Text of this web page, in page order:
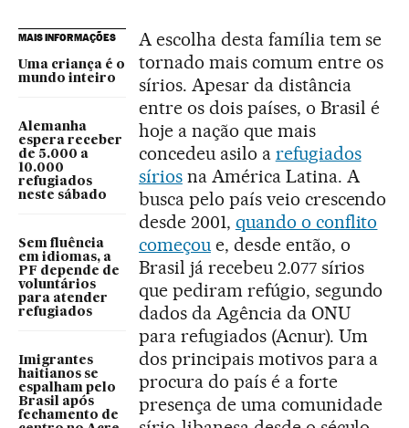
MAIS INFORMAÇÕES
Uma criança é o
mundo inteiro
Alemanha
espera receber
de 5.000 a
10.000
refugiados
neste sábado
Sem fluência
em idiomas, a
PF depende de
voluntários
para atender
refugiados
Imigrantes
haitianos se
espalham pelo
Brasil após
fechamento de
A escolha desta família tem se
tornado mais comum entre os
sírios. Apesar da distância
entre os dois países, o Brasil é
hoje a nação que mais
concedeu asilo a refugiados
síriosna América Latina. A
busca pelo país veio crescendo
desde 2001, quando o conflito
começoue, desde então, o
Brasil já recebeu 2.077 sírios
que pediram refúgio, segundo
dados da Agência da ONU
para refugiados (Acnur). Um
dos principais motivos para a
procura do país é a forte
presença de uma comunidade